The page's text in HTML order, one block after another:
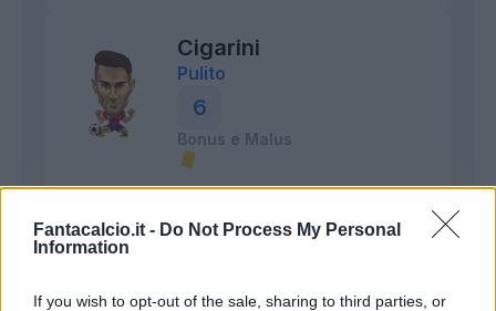
Fantacalcio.it - Do Not Process My Personal
Information
If you wish to opt-out of the sale, sharing to third parties, or
Cigarini
Pulito
6
Bonus e Malus
Pulisce il centrocampo con grande acume
tattico e buona prestanza fisica. Buone